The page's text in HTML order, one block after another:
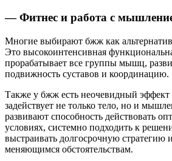
— Фитнес и работа с
Многие выбирают бжж как
Это высокоинтенсивная
прорабатывает все группы мышц,
подвижность суставов и координацию.
Также у бжж есть неочевидный
задействует не только тело, но и
развивают способность действовать
условиях, системно подходить к
выстраивать долгосрочную стратегию
меняющимся обстоятельствам.